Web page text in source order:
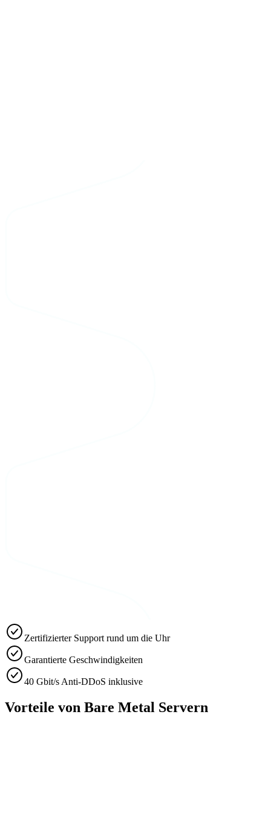
Zertifizierter Support rund um die Uhr
Garantierte Geschwindigkeiten
40 Gbit/s Anti-DDoS inklusive
Vorteile von Bare Metal Servern